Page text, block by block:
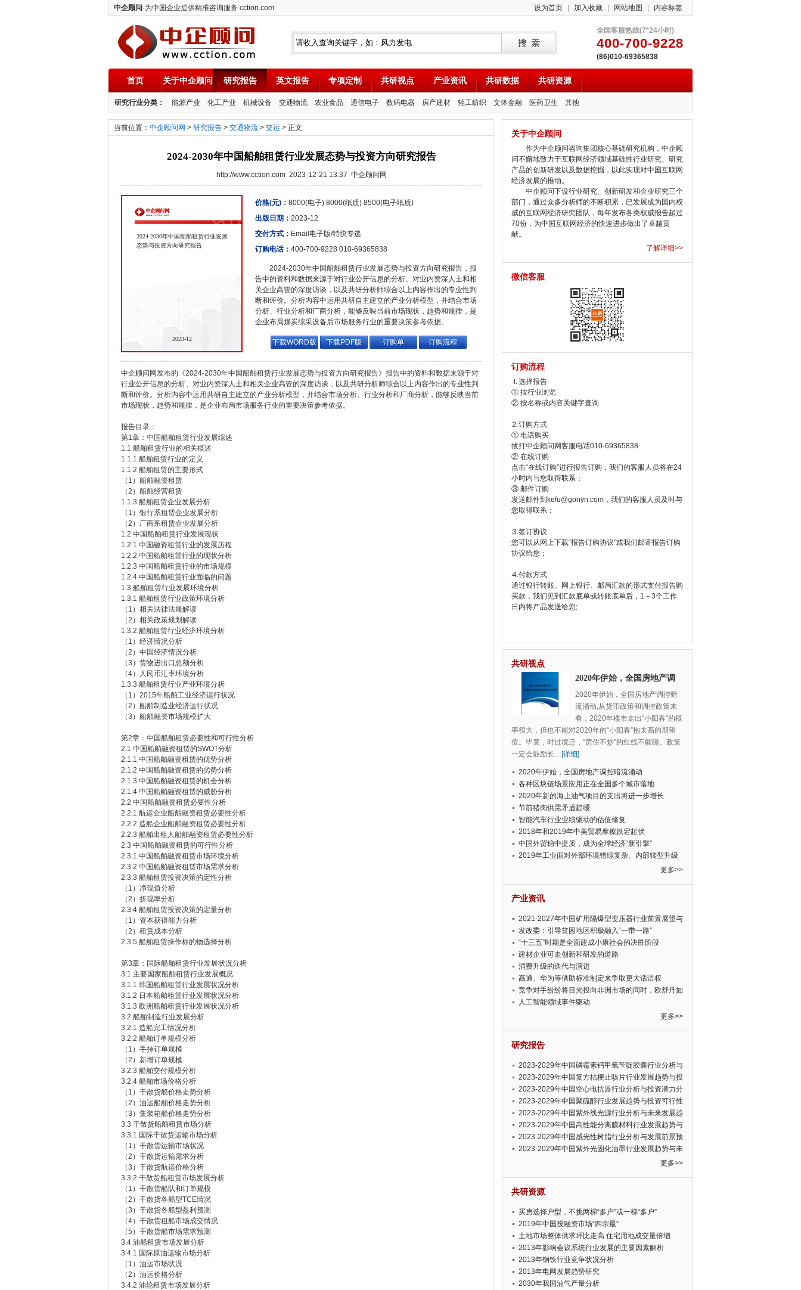
中企顾问-为中国企业提供精准咨询服务 cction.com 设为首页 加入收藏 网站地图 内容标签
中企顾问
全国客服热线(7*24小时)
400-700-9228
(86)010-69365838
首页 关于中企顾问 研究报告 英文报告 专项定制 共研视点 产业资讯 共研数据 共研资源
研究行业分类： 能源产业 化工产业 机械设备 交通物流 农业食品 通信电子 数码电器 房产建材 轻工纺织 文体金融 医药卫生 其他
当前位置： 中企顾问网 > 研究报告 > 交通物流 > 交运 > 正文
2024-2030年中国船舶租赁行业发展态势与投资方向研究报告
http://www.cction.com 2023-12-21 13:37 中企顾问网
2024-2030年中国船舶租赁行业发展
态势与投资方向研究报告
2023-12
价格(元)： 8000(电子) 8000(纸质) 8500(电子纸质)
出版日期： 2023-12
交付方式： Email电子版/特快专递
订购电话： 400-700-9228 010-69365838
2024-2030年中国船舶租赁行业发展态势与投资方向研究报告，报
告中的资料和数据来源于对行业公开信息的分析、对业内资深人士和相
关企业高管的深度访谈，以及共研分析师综合以上内容作出的专业性判
断和评价。分析内容中运用共研自主建立的产业分析模型，并结合市场
分析、行业分析和厂商分析，能够反映当前市场现状，趋势和规律，是
企业布局煤炭综采设备后市场服务行业的重要决策参考依据。
下载WORD版 下载PDF版 订购单 订购流程
中企顾问网发布的《2024-2030年中国船舶租赁行业发展态势与投资方向研究报告》报告中的资料和数据来源于对
行业公开信息的分析、对业内资深人士和相关企业高管的深度访谈，以及共研分析师综合以上内容作出的专业性判
断和评价。分析内容中运用共研自主建立的产业分析模型，并结合市场分析、行业分析和厂商分析，能够反映当前
市场现状，趋势和规律，是企业布局市场服务行业的重要决策参考依据。
报告目录：
第1章：中国船舶租赁行业发展综述
1.1 船舶租赁行业的相关概述
1.1.1 船舶租赁行业的定义
1.1.2 船舶租赁的主要形式
（1）船舶融资租赁
（2）船舶经营租赁
1.1.3 船舶租赁企业发展分析
（1）银行系租赁企业发展分析
（2）厂商系租赁企业发展分析
1.2 中国船舶租赁行业发展现状
1.2.1 中国融资租赁行业的发展历程
1.2.2 中国船舶租赁行业的现状分析
1.2.3 中国船舶租赁行业的市场规模
1.2.4 中国船舶租赁行业面临的问题
1.3 船舶租赁行业发展环境分析
1.3.1 船舶租赁行业政策环境分析
（1）相关法律法规解读
（2）相关政策规划解读
1.3.2 船舶租赁行业经济环境分析
（1）经济情况分析
（2）中国经济情况分析
（3）货物进出口总额分析
（4）人民币汇率环境分析
1.3.3 船舶租赁行业产业环境分析
（1）2015年船舶工业经济运行状况
（2）船舶制造业经济运行状况
（3）船舶融资市场规模扩大
第2章：中国船舶租赁必要性和可行性分析
2.1 中国船舶融资租赁的SWOT分析
2.1.1 中国船舶融资租赁的优势分析
2.1.2 中国船舶融资租赁的劣势分析
2.1.3 中国船舶融资租赁的机会分析
2.1.4 中国船舶融资租赁的威胁分析
2.2 中国船舶融资租赁必要性分析
2.2.1 航运企业船舶融资租赁必要性分析
2.2.2 造船企业船舶融资租赁必要性分析
2.2.3 船舶出租人船舶融资租赁必要性分析
2.3 中国船舶融资租赁的可行性分析
2.3.1 中国船舶融资租赁市场环境分析
2.3.2 中国船舶融资租赁市场需求分析
2.3.3 船舶租赁投资决策的定性分析
（1）净现值分析
（2）折现率分析
2.3.4 船舶租赁投资决策的定量分析
（1）资本获得能力分析
（2）租赁成本分析
2.3.5 船舶租赁操作标的物选择分析
第3章：国际船舶租赁行业发展状况分析
3.1 主要国家船舶租赁行业发展概况
3.1.1 韩国船舶租赁行业发展状况分析
3.1.2 日本船舶租赁行业发展状况分析
3.1.3 欧洲船舶租赁行业发展状况分析
3.2 船舶制造行业发展分析
3.2.1 造船完工情况分析
3.2.2 船舶订单规模分析
（1）手持订单规模
（2）新增订单规模
3.2.3 船舶交付规模分析
3.2.4 船舶市场价格分析
（1）干散货船价格走势分析
（2）油运船舶价格走势分析
（3）集装箱船价格走势分析
3.3 干散货船舶租赁市场分析
3.3.1 国际干散货运输市场分析
（1）干散货运输市场状况
（2）干散货运输需求分析
（3）干散货航运价格分析
3.3.2 干散货船租赁市场发展分析
（1）干散货船队和订单规模
（2）干散货各船型TCE情况
（3）干散货各船型盈利预测
（4）干散货租船市场成交情况
（5）干散货船市场需求预测
3.4 油船租赁市场发展分析
3.4.1 国际原油运输市场分析
（1）油运市场状况
（2）油运价格分析
3.4.2 油轮租赁市场发展分析
关于中企顾问
作为中企顾问咨询集团核心基础研究机构，中企顾
问不懈地致力于互联网经济领域基础性行业研究、研究
产品的创新研发以及数据挖掘，以此实现对中国互联网
经济发展的推动。
中企顾问下设行业研究、创新研发和企业研究三个
部门，通过众多分析师的不断积累，已发展成为国内权
威的互联网经济研究团队，每年发布各类权威报告超过
70份，为中国互联网经济的快速进步做出了卓越贡
献。
了解详细>>
微信客服
订购流程
⒈选择报告
① 按行业浏览
② 按名称或内容关键字查询
⒉订购方式
① 电话购买
拔打中企顾问网客服电话010-69365838
② 在线订购
点击“在线订购”进行报告订购，我们的客服人员将在24
小时内与您取得联系；
③ 邮件订购
发送邮件到kefu@gonyn.com，我们的客服人员及时与
您取得联系；
⒊签订协议
您可以从网上下载“报告订购协议”或我们邮寄报告订购
协议给您；
⒋付款方式
通过银行转账、网上银行、邮局汇款的形式支付报告购
买款，我们见到汇款底单或转账底单后，1－3个工作
日内将产品发送给您;
共研视点
2020年伊始，全国房地产调
控暗流涌动
2020年伊始，全国房地产调控暗
流涌动,从货币政策和调控政策来
看，2020年楼市走出“小阳春”的概
率很大，但也不能对2020年的“小阳春”抱太高的期望
值。毕竟，时过境迁，“房住不炒”的红线不能碰。政策
一定会鼓励长…[详细]
2020年伊始，全国房地产调控暗流涌动
各种区块链场景应用正在全国多个城市落地
2020年新的海上油气项目的支出将进一步增长
节前猪肉供需矛盾趋缓
智能汽车行业业绩驱动的估值修复
2018年和2019年中美贸易摩擦跌宕起伏
中国外贸稳中提质，成为全球经济“新引擎”
2019年工业面对外部环境错综复杂、内部转型升级
更多>>
产业资讯
2021-2027年中国矿用隔爆型变压器行业前景展望与
投资前景预测报告
发改委：引导贫困地区积极融入“一带一路”
“十三五”时期是全面建成小康社会的决胜阶段
建材企业可走创新和研发的道路
消费升级的迭代与演进
高通、华为等借助标准制定来争取更大话语权
竞争对手纷纷将目光投向非洲市场的同时，欧舒丹如
此淡定，难道就真的不怕丧失先机吗?
人工智能领域事件驱动
更多>>
研究报告
2023-2029年中国磷霉素钙甲氧苄啶胶囊行业分析与
投资可行性报告
2023-2029年中国复方桔梗止咳片行业发展趋势与投
资潜力分析报告
2023-2029年中国空心电抗器行业分析与投资潜力分
析报告
2023-2029年中国聚硫醇行业发展趋势与投资可行性
报告
2023-2029年中国紫外线光源行业分析与未来发展趋
势报告
2023-2029年中国高性能分离膜材料行业发展趋势与
发展前景预测报告
2023-2029年中国感光性树脂行业分析与发展前景预
测报告
2023-2029年中国紫外光固化油墨行业发展趋势与未
更多>>
共研资源
买房选择户型，不挑两梯“多户”或一梯“多户”
2019年中国投融资市场“四宗最”
土地市场整体供求环比走高 住宅用地成交量倍增
2013年影响会议系统行业发展的主要因素解析
2013年钢铁行业竞争状况分析
2013年电网发展趋势研究
2030年我国油气产量分析